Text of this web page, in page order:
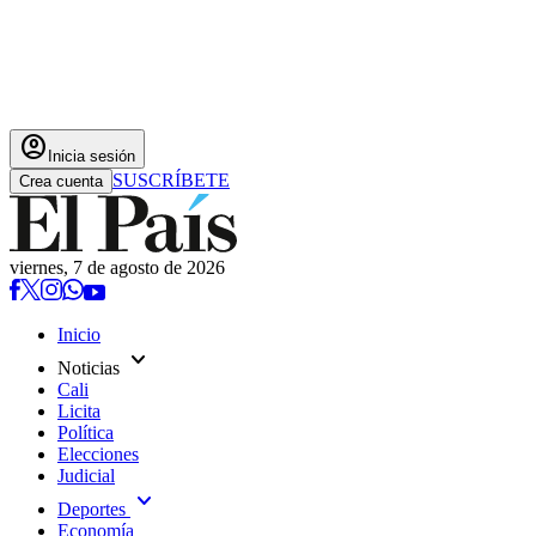
account_circle Inicia sesión
Crea cuenta SUSCRÍBETE
viernes, 7 de agosto de 2026
Inicio
Noticias expand_more
Cali
Licita
Política
Elecciones
Judicial
Deportes expand_more
Economía